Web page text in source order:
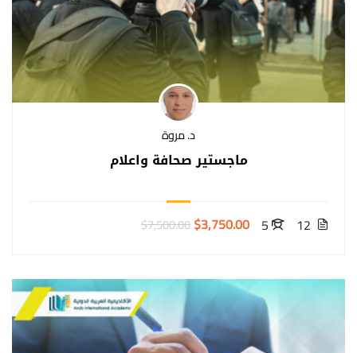
د. مروة
ماجستير صحافة واعلام
12
5
$7,500.00$3,750.00